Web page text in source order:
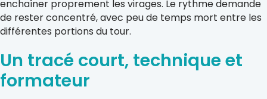
enchaîner proprement les virages. Le rythme demande
de rester concentré, avec peu de temps mort entre les
différentes portions du tour.
Un tracé court, technique et
formateur